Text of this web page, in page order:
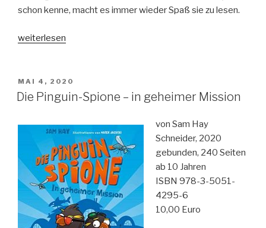
schon kenne, macht es immer wieder Spaß sie zu lesen.
„Hinter
–
eine
Adventsgeschichte“
weiterlesen
VERÖFFENTLICHT
AM
MAI 4, 2020
Die Pinguin-Spione – in geheimer Mission
von Sam Hay
Schneider, 2020
gebunden, 240 Seiten
ab 10 Jahren
ISBN 978-3-5051-
4295-6
10,00 Euro